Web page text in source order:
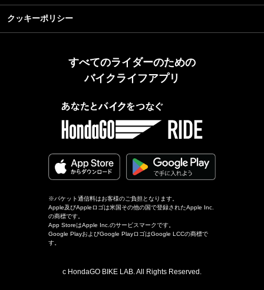
クッキーポリシー
すべてのライダーのための
バイクライフアプリ
※パケット通信料はお客様のご負担となります。
Apple及びAppleロゴは米国その他の国で登録されたApple Inc.
の商標です。
App StoreはApple Inc.のサービスマークです。
Google PlayおよびGoogle PlayロゴはGoogle LCCの商標で
す。
c HondaGO BIKE LAB. All Rights Reserved.